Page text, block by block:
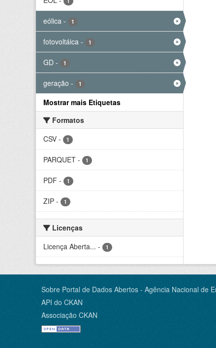
eólica - 1
fotovoltáica - 1
GD - 1
geração - 1
Mostrar mais Etiquetas
Formatos
CSV - 1
PARQUET - 1
PDF - 1
ZIP - 1
Licenças
Licença Aberta... - 1
Sobre Portal de Dados Abertos - Agência Nacional de
API do CKAN
Associação CKAN